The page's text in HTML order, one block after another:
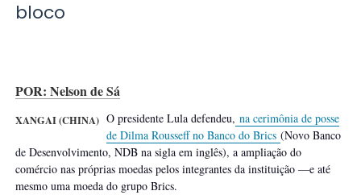
bloco
POR: Nelson de Sá
XANGAI (CHINA) O presidente Lula defendeu, na cerimônia de posse
de Dilma Rousseff no Banco do Brics (Novo Banco
de Desenvolvimento, NDB na sigla em inglês), a ampliação do
comércio nas próprias moedas pelos integrantes da instituição —e até
mesmo uma moeda do grupo Brics.